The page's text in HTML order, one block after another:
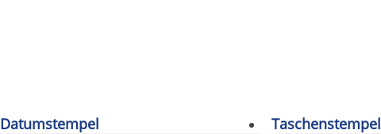
Datumstempel Taschenstempel